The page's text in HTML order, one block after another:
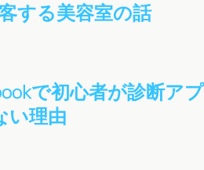
する美容室の話
で初心者が診断アプ
い理由